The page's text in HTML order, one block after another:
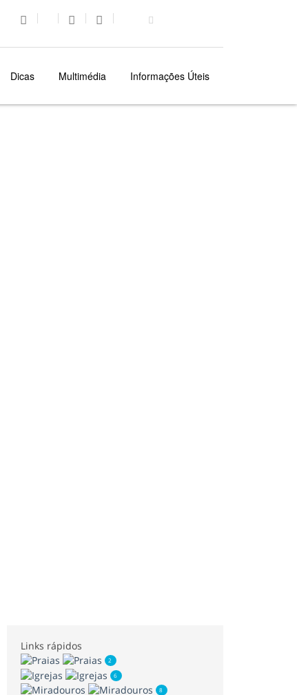
Dicas Multimédia Informações Úteis
Links rápidos
2
6
8